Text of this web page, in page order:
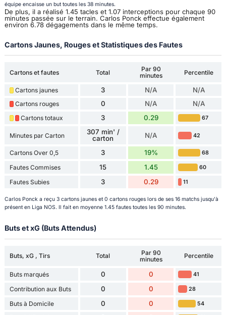
équipe encaisse un but toutes les 38 minutes.
De plus, il a réalisé 1.45 tacles et 1.07 interceptions pour chaque 90
minutes passée sur le terrain. Carlos Ponck effectue également
environ 6.78 dégagements dans le même temps.
Cartons Jaunes, Rouges et Statistiques des Fautes
Cartons et fautes Total
Par 90
minutes
Percentile
Cartons jaunes 3 N/A N/A
Cartons rouges 0 N/A N/A
Cartons totaux 3 0.29 67
Minutes par Carton
307 min' /
carton
N/A 42
Cartons Over 0,5 3 19% 68
Fautes Commises 15 1.45 60
Fautes Subies 3 0.29 11
Carlos Ponck a reçu 3 cartons jaunes et 0 cartons rouges lors de ses 16 matchs jusqu'à
présent en Liga NOS. Il fait en moyenne 1.45 fautes toutes les 90 minutes.
Buts et xG (Buts Attendus)
Buts, xG , Tirs Total
Par 90
minutes
Percentile
Buts marqués 0 0 41
Contribution aux Buts 0 0 28
Buts à Domicile 0 0 54